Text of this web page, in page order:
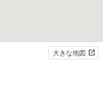
大きな地図